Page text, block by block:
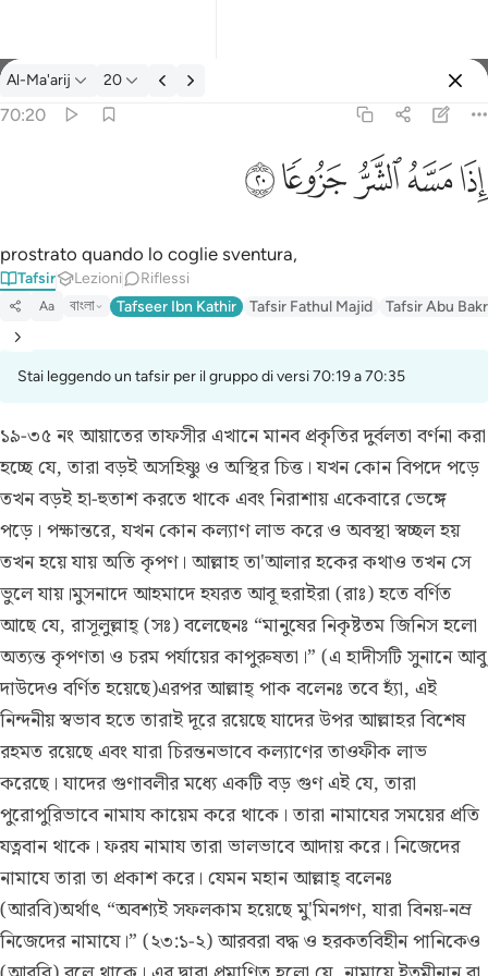
Tafsir: Al-Ma'arij 70:20
Al-Ma'arij 20
70:20
ﱰﱱﱲﱳﱴ
prostrato quando lo coglie sventura,
Tafsir Lezioni Riflessi
Aa বাংলা Tafseer Ibn Kathir Tafsir Fathul Majid Tafsir Abu
Stai leggendo un tafsir per il gruppo di versi 70:19 a 70:35
১৯-৩৫ নং আয়াতের তাফসীরএখানে মানব প্রকৃতির দুর্বলতা বর্ণনা করা
হচ্ছে যে, তারা বড়ই অসহিষ্ণু ও অস্থির চিত্ত। যখন কোন বিপদে পড়ে
তখন বড়ই হা-হুতাশ করতে থাকে এবং নিরাশায় একেবারে ভেঙ্গে
পড়ে। পক্ষান্তরে, যখন কোন কল্যাণ লাভ করে ও অবস্থা স্বচ্ছল হয়
তখন হয়ে যায় অতি কৃপণ। আল্লাহ তা'আলার হকের কথাও তখন সে
ভুলে যায়।মুসনাদে আহমাদে হযরত আবূ হুরাইরা (রাঃ) হতে বর্ণিত
আছে যে, রাসূলুল্লাহ্ (সঃ) বলেছেনঃ “মানুষের নিকৃষ্টতম জিনিস হলো
অত্যন্ত কৃপণতা ও চরম পর্যায়ের কাপুরুষতা।” (এ হাদীসটি সুনানে আবু
দাউদেও বর্ণিত হয়েছে)এরপর আল্লাহ্ পাক বলেনঃ তবে হ্যাঁ, এই
নিন্দনীয় স্বভাব হতে তারাই দূরে রয়েছে যাদের উপর আল্লাহর বিশেষ
রহমত রয়েছে এবং যারা চিরন্তনভাবে কল্যাণের তাওফীক লাভ
করেছে। যাদের গুণাবলীর মধ্যে একটি বড় গুণ এই যে, তারা
পুরোপুরিভাবে নামায কায়েম করে থাকে। তারা নামাযের সময়ের প্রতি
যত্নবান থাকে। ফরয নামায তারা ভালভাবে আদায় করে। নিজেদের
নামাযে তারা তা প্রকাশ করে। যেমন মহান আল্লাহ্ বলেনঃ
(আরবি)অর্থাৎ “অবশ্যই সফলকাম হয়েছে মু'মিনগণ, যারা বিনয়-নম্র
নিজেদের নামাযে।” (২৩:১-২) আরবরা বদ্ধ ও হরকতবিহীন পানিকেও